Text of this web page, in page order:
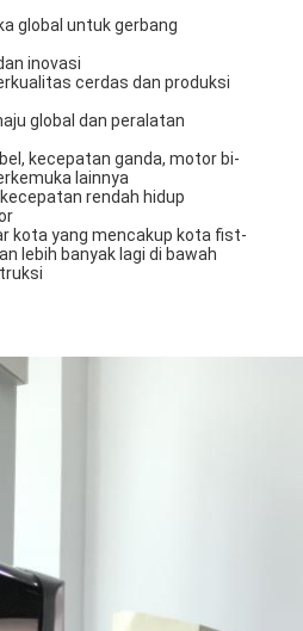
global untuk gerbang
inovasi
cerdas dan produksi
global dan peralatan
kecepatan ganda, motor bi-
lainnya
rendah hidup
kota yang mencakup kota fist-
lebih banyak lagi di bawah